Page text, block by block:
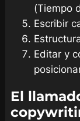
(Tiempo
Escribir
Editar y
El